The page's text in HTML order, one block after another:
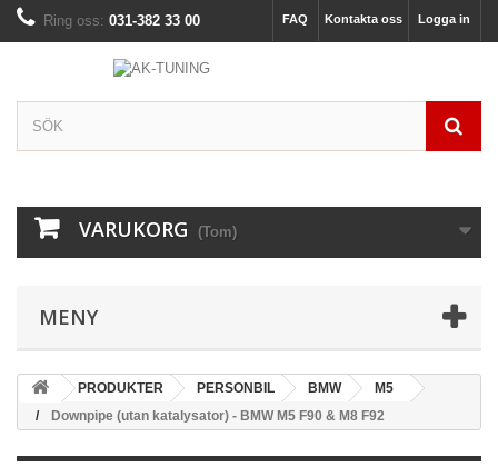
Logga in
Kontakta oss
FAQ
Ring oss: 031-382 33 00
VARUKORG (Tom)
MENY
PRODUKTER PERSONBIL BMW
M5
Downpipe (utan katalysator) - BMW M5 F90 & M8 F92